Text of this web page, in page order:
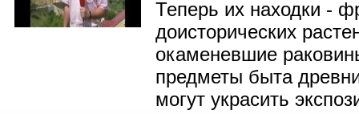
Теперь их находки -
доисторических
окаменевшие
предметы быта
могут украсить